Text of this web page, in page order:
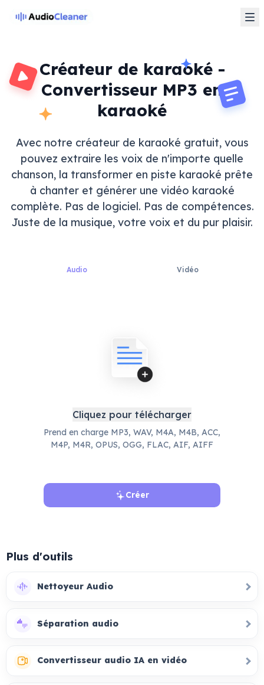
Créateur de karaoké -
Convertisseur MP3 en
karaoké
Avec notre créateur de karaoké gratuit, vous
pouvez extraire les voix de n'importe quelle
chanson, la transformer en piste karaoké prête
à chanter et générer une vidéo karaoké
complète. Pas de logiciel. Pas de compétences.
Juste de la musique, votre voix et du pur plaisir.
Audio Vidéo
Cliquez pour télécharger
Prend en charge MP3, WAV, M4A, M4B, ACC,
M4P, M4R, OPUS, OGG, FLAC, AIF, AIFF
Créer
Plus d'outils
Nettoyeur Audio
Séparation audio
Convertisseur audio IA en vidéo